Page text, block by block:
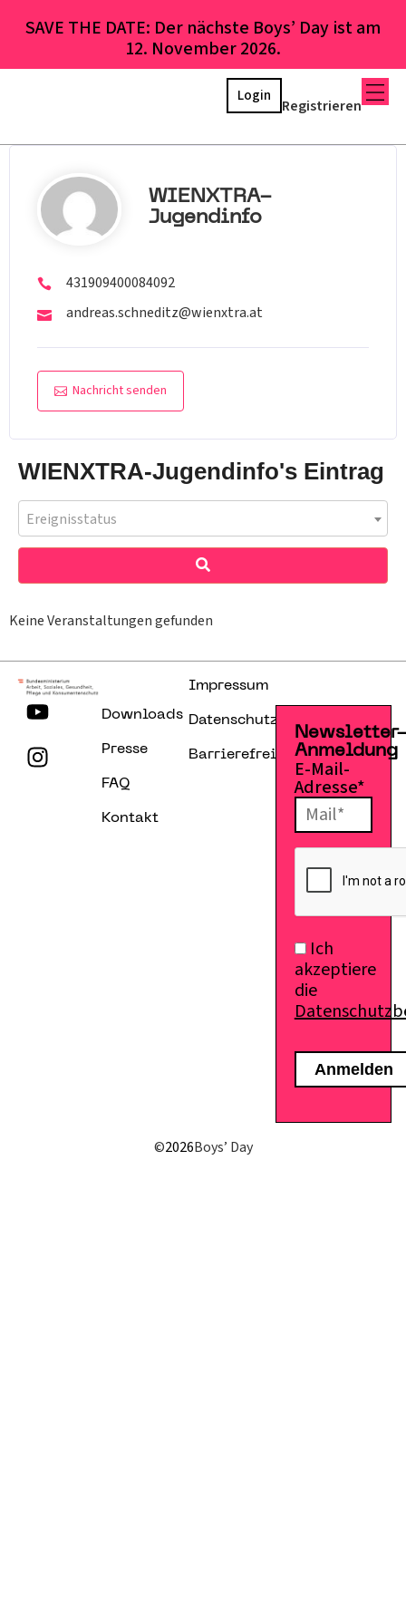
SAVE THE DATE: Der nächste Boys’ Day ist am
12. November 2026.
Registrieren
Login
WIENXTRA-
Jugendinfo
431909400084092
andreas.schneditz@wienxtra.at
Nachricht senden
WIENXTRA-Jugendinfo's Eintrag
Ereignisstatus
Keine Veranstaltungen gefunden
Downloads
Presse
FAQ
Kontakt
Impressum
Datenschutzerklärung
Barrierefreiheitserklärung
Anmeldung
E-Mail-
Adresse*
Ich
akzeptiere
die
©2026Boys’ Day